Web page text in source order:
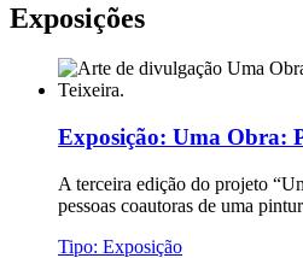
Exposições
Exposição: Uma Obra:
A terceira edição do projeto
pessoas coautoras de uma
Tipo: Exposição